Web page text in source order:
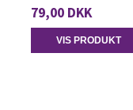
79,00 DKK
VIS PRODUKT